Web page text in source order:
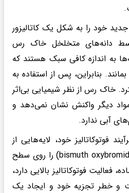
خود را به شکل یک کاتالیزور
دانه‌های متخلخل خاک رس
به اندازه کافی سبک هستند که
بنابراین، پس از استفاده به
خاک رس از نظر شیمیایی بی‌اثر
دیگر واکنش نشان نمی‌دهد و
آبی ندارد.
فوتوکاتالیز خود، لایه‌هایی از
«بیسموت اکسی‌بروماید»(bismuth oxybromide) را روی سطح
فعالیت فوتوکاتالیز بالایی دارد،
و خطر تجزیه خود و ایجاد یک